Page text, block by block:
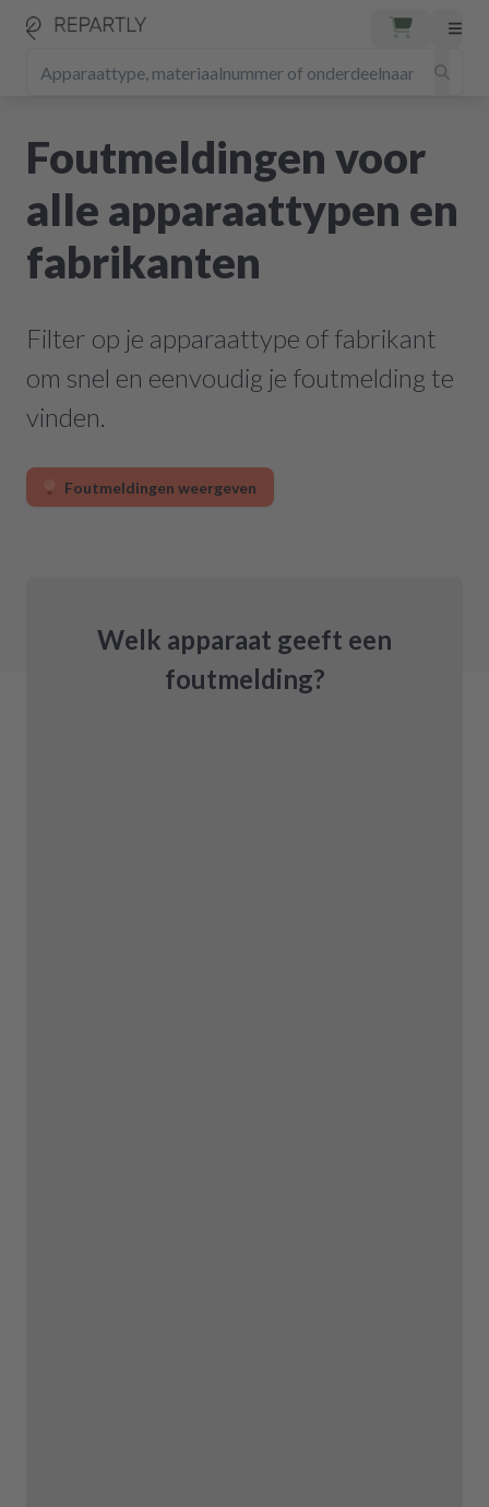
Foutmeldingen voor
alle apparaattypen en
fabrikanten
Filter op je apparaattype of fabrikant
om snel en eenvoudig je foutmelding te
vinden.
Foutmeldingen weergeven
Welk apparaat geeft een
foutmelding?